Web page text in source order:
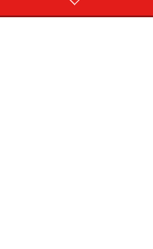
患者がどの保険に加